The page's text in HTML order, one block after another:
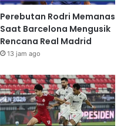
Perebutan Rodri Memanas
Saat Barcelona Mengusik
Rencana Real Madrid
13 jam ago